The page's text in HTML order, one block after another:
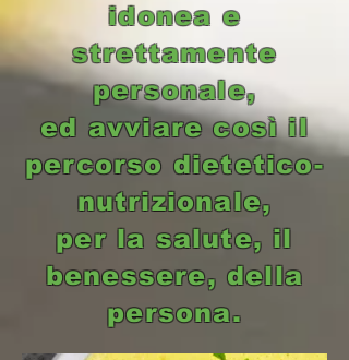
idonea e
strettamente
personale,
ed avviare così il
percorso dietetico-
nutrizionale,
per la salute, il
benessere, della
persona.